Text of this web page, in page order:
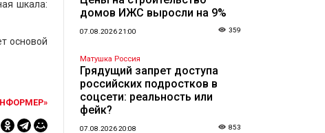
шкала:
основой
домов ИЖС выросли на 9%
07.08.2026 21:00 359
Матушка Россия
Грядущий запрет доступа
российских подростков в
соцсети: реальность или
фейк?
07.08.2026 20:08 853